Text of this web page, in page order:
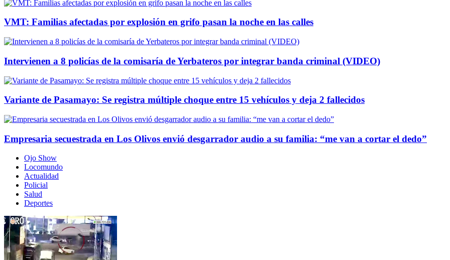
VMT: Familias afectadas por explosión en grifo pasan la noche en las calles
Intervienen a 8 policías de la comisaría de Yerbateros por integrar banda criminal (VIDEO)
Variante de Pasamayo: Se registra múltiple choque entre 15 vehículos y deja 2 fallecidos
Empresaria secuestrada en Los Olivos envió desgarrador audio a su familia: “me van a cortar el dedo”
Ojo Show
Locomundo
Actualidad
Policial
Salud
Deportes